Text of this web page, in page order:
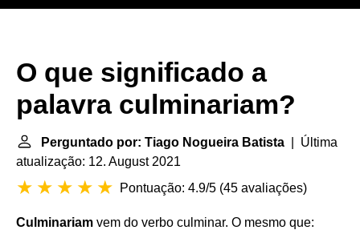
O que significado a
palavra culminariam?
Perguntado por: Tiago Nogueira Batista | Última
atualização: 12. August 2021
Pontuação: 4.9/5 (45 avaliações)
Culminariam vem do verbo culminar. O mesmo que: